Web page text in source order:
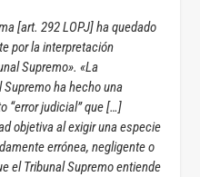
[art. 292 LOPJ] ha quedado
por la interpretación
Supremo». «La
ha hecho una
“error judicial” que […]
objetiva al exigir una especie
errónea, negligente o
el Tribunal Supremo entiende